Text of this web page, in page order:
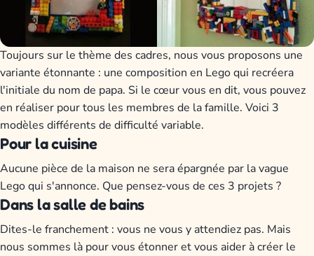
Toujours sur le thème des cadres, nous vous proposons une
variante étonnante : une composition en Lego qui recréera
l'initiale du nom de papa. Si le cœur vous en dit, vous pouvez
en réaliser pour tous les membres de la famille. Voici 3
modèles différents de difficulté variable.
Pour la cuisine
Aucune pièce de la maison ne sera épargnée par la vague
Lego qui s'annonce. Que pensez-vous de ces 3 projets ?
Dans la salle de bains
Dites-le franchement : vous ne vous y attendiez pas. Mais
nous sommes là pour vous étonner et vous aider à créer le